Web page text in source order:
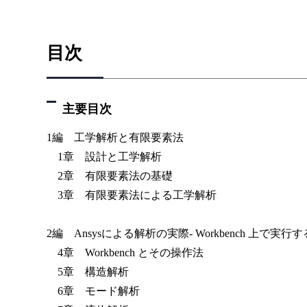
目次
主要目次
1編 工学解析と有限要素法
1章 設計と工学解析
2章 有限要素法の基礎
3章 有限要素法による工学解析
2編 Ansysによる解析の実際- Workbench 上で実行す
4章 Workbench とその操作法
5章 構造解析
6章 モード解析